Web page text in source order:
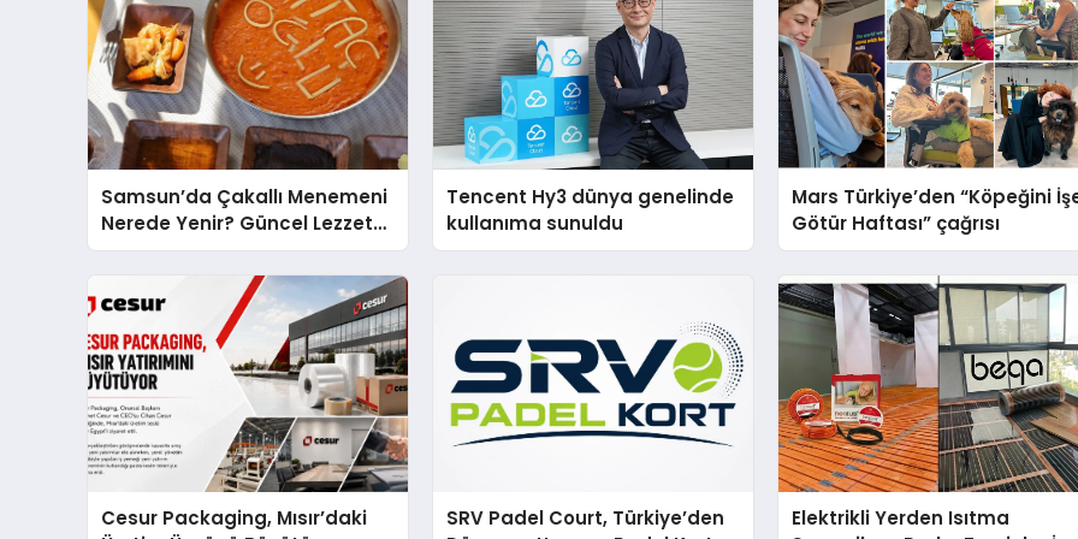
Samsun’da Çakallı Menemeni
Nerede Yenir? Güncel Lezzet
Rehberi
Tencent Hy3 dünya genelinde
kullanıma sunuldu
Mars Türkiye’den “Köpeğini
Götür Haftası” çağrısı
Cesur Packaging, Mısır’daki
SRV Padel Court, Türkiye’den
Elektrikli Yerden Isıtma